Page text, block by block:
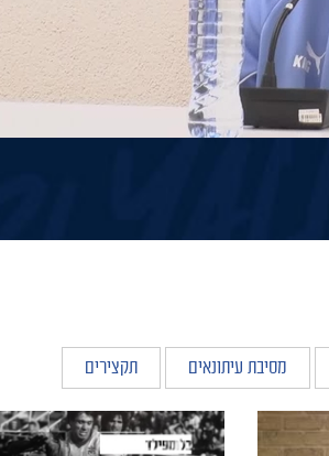
מסיבת עיתונאים תקצירים